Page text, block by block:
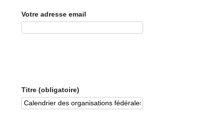
Votre adresse email
Titre (obligatoire)